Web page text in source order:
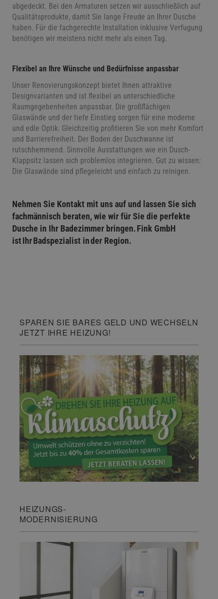
abgedeckt. Bei den Armaturen setzen wir ausschließlich auf
Qualitätsprodukte, damit Sie lange Freude an Ihrer Dusche
haben. Für die fachgerechte Installation inklusive Verfugung
benötigen wir meistens nicht mehr als einen Tag.
Flexibel an Ihre Wünsche und Bedürfnisse anpassbar
Unser Renovierungskonzept bietet Ihnen attraktive
Designvarianten und ist flexibel an unterschiedliche
Raumgegebenheiten anpassbar. Die großflächigen
Glaswände und der tiefe Einstieg sorgen für eine moderne
und edle Optik. Gleichzeitig profitieren Sie von mehr Komfort
und Barrierefreiheit. Der Boden der Duschwanne ist
rutschhemmend. Sinnvolle Ausstattungen wie ein Dusch-
Klappsitz lassen sich problemlos integrieren. Gut zu wissen:
Die Glaswände sind pflegeleicht und einfach zu reinigen.
Nehmen Sie Kontakt mit uns auf und lassen Sie sich
fachmännisch beraten, wie wir für Sie die perfekte
Dusche in Ihr Badezimmer bringen. Fink GmbH
ist Ihr Badspezialist in der Region.
SPAREN SIE BARES GELD UND WECHSELN
JETZT IHRE HEIZUNG!
HEIZUNGS-
MODERNISIERUNG